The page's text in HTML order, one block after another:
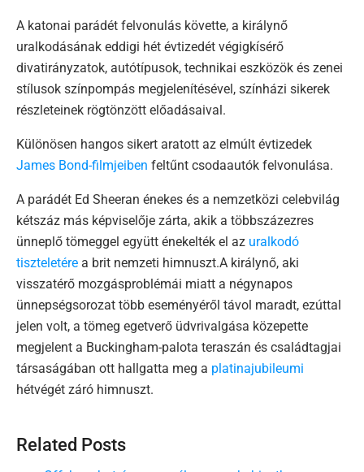
A katonai parádét felvonulás követte, a királynő
uralkodásának eddigi hét évtizedét végigkísérő
divatirányzatok, autótípusok, technikai eszközök és zenei
stílusok színpompás megjelenítésével, színházi sikerek
részleteinek rögtönzött előadásaival.
Különösen hangos sikert aratott az elmúlt évtizedek
James Bond-filmjeiben feltűnt csodaautók felvonulása.
A parádét Ed Sheeran énekes és a nemzetközi celebvilág
kétszáz más képviselője zárta, akik a többszázezres
ünneplő tömeggel együtt énekelték el az uralkodó
tiszteletére a brit nemzeti himnuszt.A királynő, aki
visszatérő mozgásproblémái miatt a négynapos
ünnepségsorozat több eseményéről távol maradt, ezúttal
jelen volt, a tömeg egetverő üdvrivalgása közepette
megjelent a Buckingham-palota teraszán és családtagjai
társaságában ott hallgatta meg a platinajubileumi
hétvégét záró himnuszt.
Related Posts